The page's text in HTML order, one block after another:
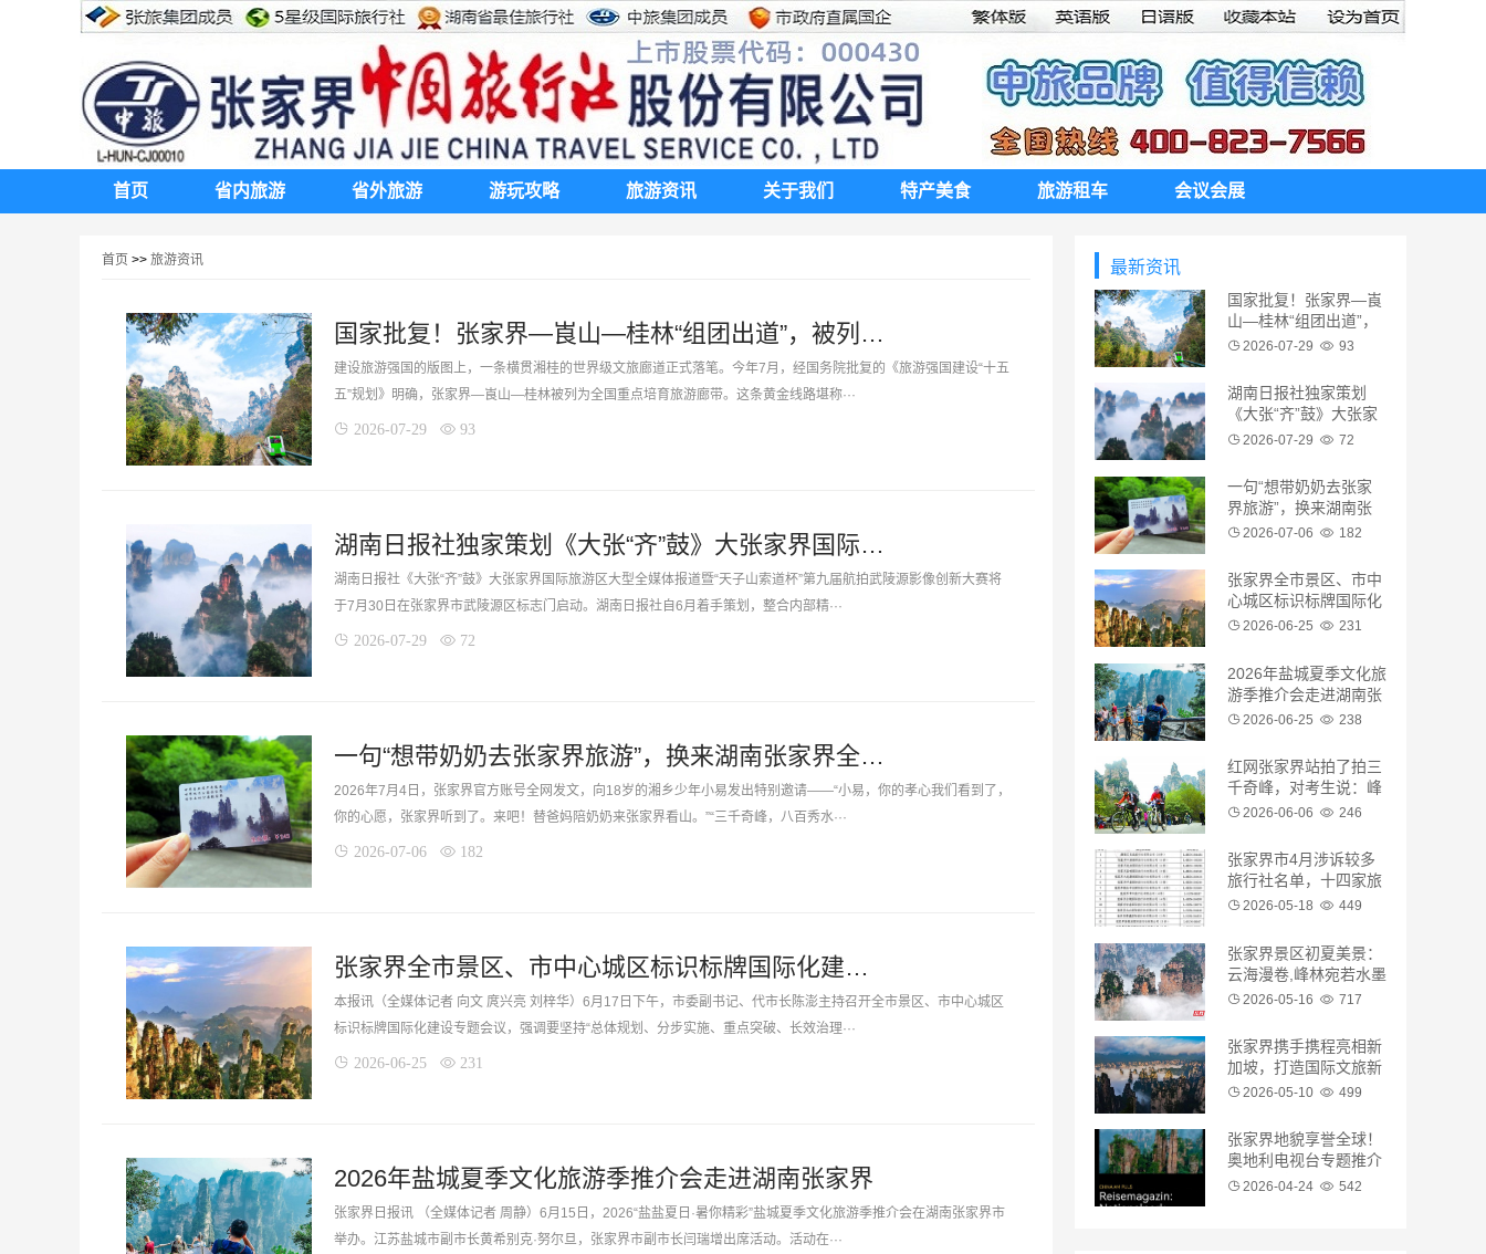
首页 省内旅游 省外旅游 游玩攻略 旅游资讯 关于我们 特产美食 旅游租车 会议会展
首页 >> 旅游资讯
国家批复！张家界—崀山—桂林“组团出道”，被列为全国重点培育旅游廊带
建设旅游强国的版图上，一条横贯湘桂的世界级文旅廊道正式落笔。今年7月，经国务院批复的《旅游强国建设“十五
五”规划》明确，张家界—崀山—桂林被列为全国重点培育旅游廊带。这条黄金线路堪称···
2026-07-29 93
湖南日报社独家策划《大张“齐”鼓》大张家界国际旅游区大型全媒体报道即将启动
湖南日报社《大张“齐”鼓》大张家界国际旅游区大型全媒体报道暨“天子山索道杯”第九届航拍武陵源影像创新大赛将
于7月30日在张家界市武陵源区标志门启动。湖南日报社自6月着手策划，整合内部精···
2026-07-29 72
一句“想带奶奶去张家界旅游”，换来湖南张家界全网的邀请
2026年7月4日，张家界官方账号全网发文，向18岁的湘乡少年小易发出特别邀请——“小易，你的孝心我们看到了，
你的心愿，张家界听到了。来吧！替爸妈陪奶奶来张家界看山。”“三千奇峰，八百秀水···
2026-07-06 182
张家界全市景区、市中心城区标识标牌国际化建设专题会议召开
本报讯（全媒体记者 向文 庹兴亮 刘梓华）6月17日下午，市委副书记、代市长陈澎主持召开全市景区、市中心城区
标识标牌国际化建设专题会议，强调要坚持“总体规划、分步实施、重点突破、长效治理···
2026-06-25 231
2026年盐城夏季文化旅游季推介会走进湖南张家界
张家界日报讯 （全媒体记者 周静）6月15日，2026“盐盐夏日·暑你精彩”盐城夏季文化旅游季推介会在湖南张家界市
举办。江苏盐城市副市长黄希别克·努尔旦，张家界市副市长闫瑞增出席活动。活动在···
最新资讯
国家批复！张家界—崀
山—桂林“组团出道”，
被列为全国重点培育旅
2026-07-29 93
湖南日报社独家策划
《大张“齐”鼓》大张家
界国际旅游区大型全媒
2026-07-29 72
一句“想带奶奶去张家
界旅游”，换来湖南张
家界全网的邀请
2026-07-06 182
张家界全市景区、市中
心城区标识标牌国际化
建设专题会议召开
2026-06-25 231
2026年盐城夏季文化旅
游季推介会走进湖南张
家界2026-06-25 238
红网张家界站拍了拍三
千奇峰，对考生说：峰
起，你起！
2026-06-06 246
张家界市4月涉诉较多
旅行社名单，十四家旅
行社上榜被通报
2026-05-18 449
张家界景区初夏美景：
云海漫卷,峰林宛若水墨
仙山2026-05-16 717
张家界携手携程亮相新
加坡，打造国际文旅新
名片！
2026-05-10 499
张家界地貌享誉全球！
奥地利电视台专题推介
“仙境张家界”
2026-04-24 542